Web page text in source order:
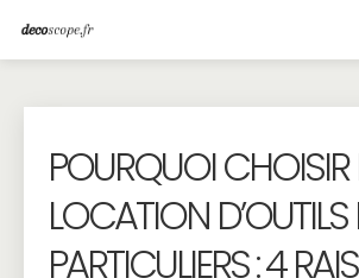
POURQUOI CHOISIR
LOCATION D’OUTILS
PARTICULIERS : 4